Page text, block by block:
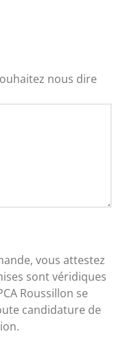
nous dire
vous attestez
sont véridiques
Roussillon se
candidature de